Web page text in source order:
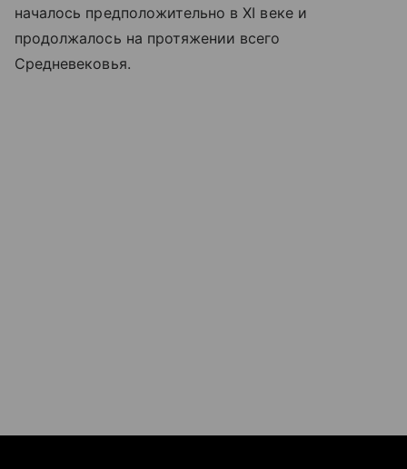
началось предположительно в XI веке и
продолжалось на протяжении всего
Средневековья.